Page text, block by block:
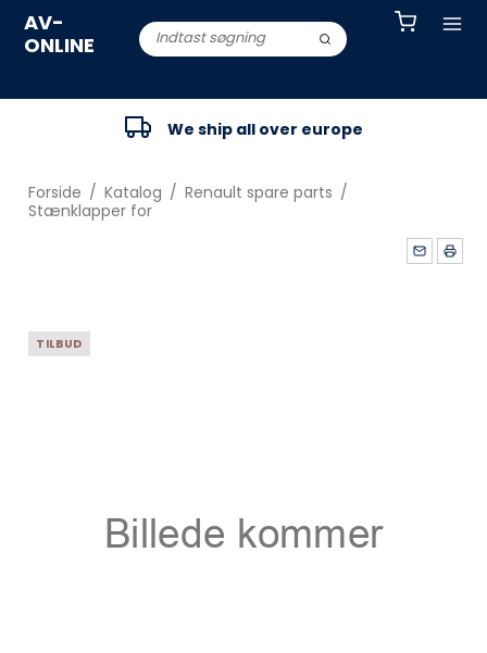
AV-
ONLINE
We ship all over europe
Forside / Katalog / Renault spare parts /
Stænklapper for
TILBUD